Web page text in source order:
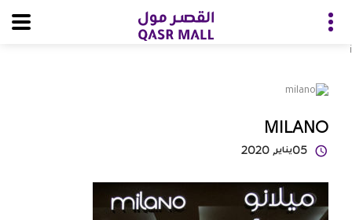
i
MILANO
05يناير, 2020